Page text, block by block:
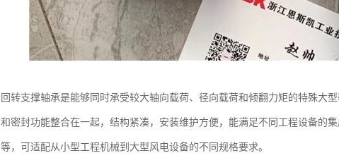
回转支撑轴承是能够同时承受较大轴向载荷、径向载荷和倾翻力矩的特殊大
和密封功能整合在一起，结构紧凑，安装维护方便，能满足不同工程设备的
等，可适配从小型工程机械到大型风电设备的不同规格要求。